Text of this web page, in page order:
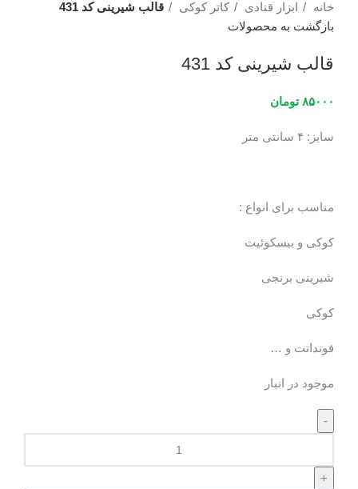
خانه ابزار قنادی کاتر کوکی
قالب شیرینی کد 431
بازگشت به محصولات
قالب شیرینی کد 431
۸۵۰۰۰ تومان
سایز: ۴ سانتی متر
مناسب برای انواع :
کوکی و بیسکوئیت
شیرینی برنجی
کوکی
فوندانت و …
موجود در انبار